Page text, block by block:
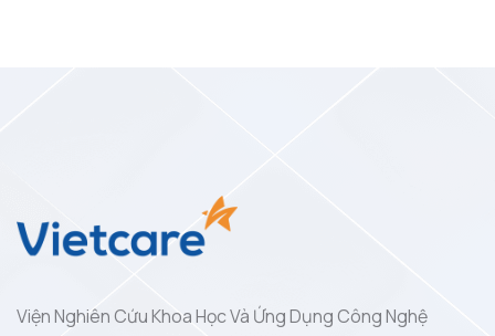
Viện Nghiên Cứu Khoa Học Và Ứng Dụng Công Nghệ